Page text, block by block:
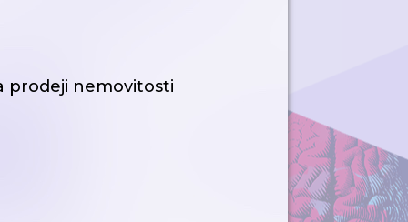
prodeji nemovitosti